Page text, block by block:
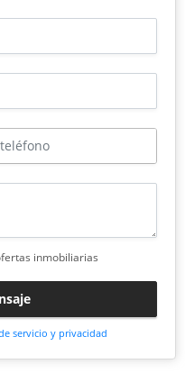
inmobiliarias
servicio y privacidad